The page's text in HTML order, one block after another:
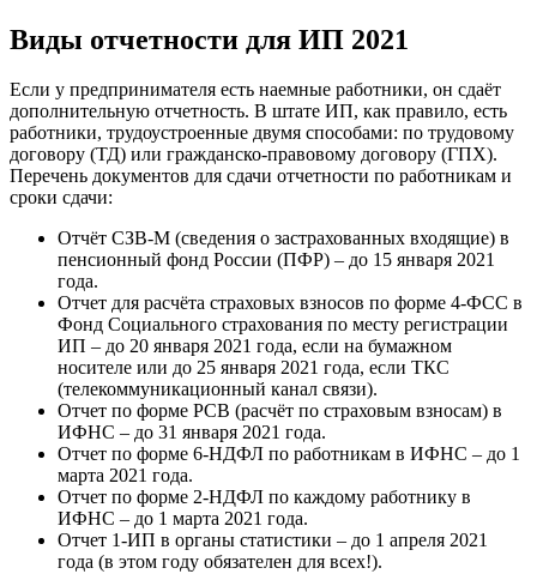
Виды отчетности для ИП 2021
Если у предпринимателя есть наемные работники, он сдаёт
дополнительную отчетность. В штате ИП, как правило, есть
работники, трудоустроенные двумя способами: по трудовому
договору (ТД) или гражданско-правовому договору (ГПХ).
Перечень документов для сдачи отчетности по работникам и
сроки сдачи:
Отчёт СЗВ-М (сведения о застрахованных входящие) в
пенсионный фонд России (ПФР) – до 15 января 2021
года.
Отчет для расчёта страховых взносов по форме 4-ФСС в
Фонд Социального страхования по месту регистрации
ИП – до 20 января 2021 года, если на бумажном
носителе или до 25 января 2021 года, если ТКС
(телекоммуникационный канал связи).
Отчет по форме РСВ (расчёт по страховым взносам) в
ИФНС – до 31 января 2021 года.
Отчет по форме 6-НДФЛ по работникам в ИФНС – до 1
марта 2021 года.
Отчет по форме 2-НДФЛ по каждому работнику в
ИФНС – до 1 марта 2021 года.
Отчет 1-ИП в органы статистики – до 1 апреля 2021
года (в этом году обязателен для всех!).